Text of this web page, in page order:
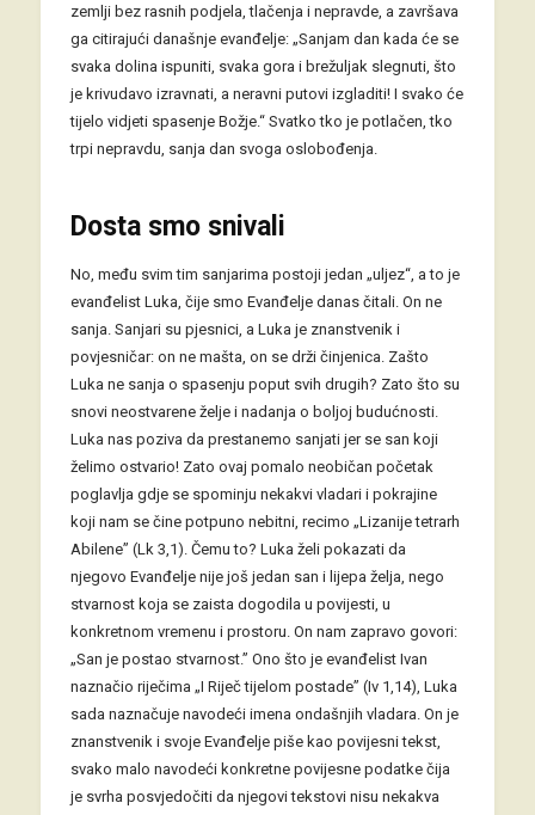
zemlji bez rasnih podjela, tlačenja i nepravde, a završava
ga citirajući današnje evanđelje: „Sanjam dan kada će se
svaka dolina ispuniti, svaka gora i brežuljak slegnuti, što
je krivudavo izravnati, a neravni putovi izgladiti! I svako će
tijelo vidjeti spasenje Božje.“ Svatko tko je potlačen, tko
trpi nepravdu, sanja dan svoga oslobođenja.
Dosta smo snivali
No, među svim tim sanjarima postoji jedan „uljez“, a to je
evanđelist Luka, čije smo Evanđelje danas čitali. On ne
sanja. Sanjari su pjesnici, a Luka je znanstvenik i
povjesničar: on ne mašta, on se drži činjenica. Zašto
Luka ne sanja o spasenju poput svih drugih? Zato što su
snovi neostvarene želje i nadanja o boljoj budućnosti.
Luka nas poziva da prestanemo sanjati jer se san koji
želimo ostvario! Zato ovaj pomalo neobičan početak
poglavlja gdje se spominju nekakvi vladari i pokrajine
koji nam se čine potpuno nebitni, recimo „Lizanije tetrarh
Abilene” (Lk 3,1). Čemu to? Luka želi pokazati da
njegovo Evanđelje nije još jedan san i lijepa želja, nego
stvarnost koja se zaista dogodila u povijesti, u
konkretnom vremenu i prostoru. On nam zapravo govori:
„San je postao stvarnost.” Ono što je evanđelist Ivan
naznačio riječima „I Riječ tijelom postade” (Iv 1,14), Luka
sada naznačuje navodeći imena ondašnjih vladara. On je
znanstvenik i svoje Evanđelje piše kao povijesni tekst,
svako malo navodeći konkretne povijesne podatke čija
je svrha posvjedočiti da njegovi tekstovi nisu nekakva